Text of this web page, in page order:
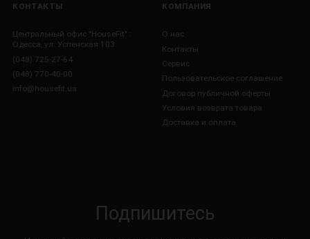
КОНТАКТЫ
Центральный офис "HouseFit" :
Одесса, ул. Успенская 103
(048) 725-27-64
(048) 770-40-00
info@housefit.ua
КОМПАНИЯ
О нас
Контакты
Сервис
Пользовательское соглашение
Договор публичной оферты
Условия возврата товара
Доставка и оплата
Подпишитесь